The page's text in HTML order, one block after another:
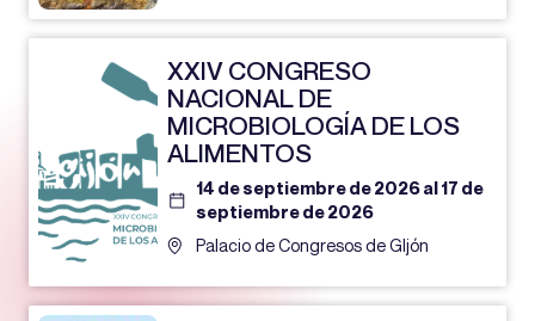
XXIV CONGRESO
NACIONAL DE
MICROBIOLOGÍA DE LOS
ALIMENTOS
14 de septiembre de 2026 al 17 de
septiembre de 2026
Palacio de Congresos de GIjón